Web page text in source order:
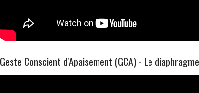
Geste Conscient d'Apaisement (GCA) - Le diaphragme